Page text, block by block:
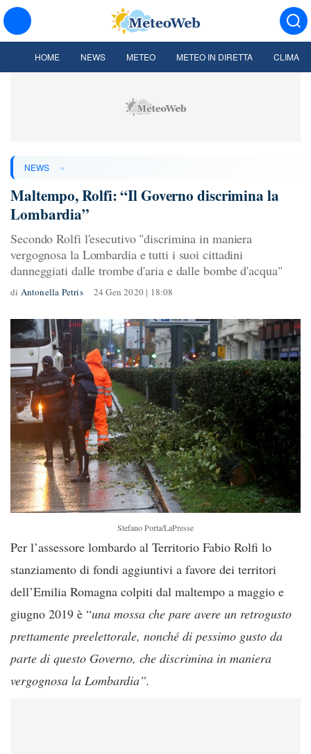
HOME NEWS METEO METEO IN DIRETTA CLIMA
NEWS »
Maltempo, Rolfi: “Il Governo discrimina la
Lombardia”
Secondo Rolfi l'esecutivo "discrimina in maniera
vergognosa la Lombardia e tutti i suoi cittadini
danneggiati dalle trombe d'aria e dalle bombe d'acqua"
di Antonella Petris 24 Gen 2020 | 18:08
Stefano Porta/LaPresse
Per l’assessore lombardo al Territorio Fabio Rolfi lo
stanziamento di fondi aggiuntivi a favore dei territori
dell’Emilia Romagna colpiti dal maltempo a maggio e
giugno 2019 è “una mossa che pare avere un retrogusto
prettamente preelettorale, nonché di pessimo gusto da
parte di questo Governo, che discrimina in maniera
vergognosa la Lombardia”.